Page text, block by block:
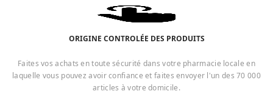
ORIGINE CONTROLÉE DES PRODUITS
Faites vos achats en toute sécurité dans votre pharmacie locale en
laquelle vous pouvez avoir confiance et faites envoyer l'un des 70 000
articles à votre domicile.